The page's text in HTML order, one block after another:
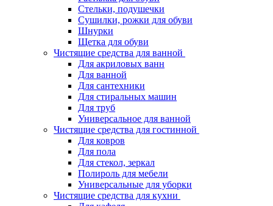
Стельки, подушечки
Сушилки, рожки для обуви
Шнурки
Щетка для обуви
Чистящие средства для ванной
Для акриловых ванн
Для ванной
Для сантехники
Для стиральных машин
Для труб
Универсальное для ванной
Чистящие средства для гостинной
Для ковров
Для пола
Для стекол, зеркал
Полироль для мебели
Универсальные для уборки
Чистящие средства для кухни